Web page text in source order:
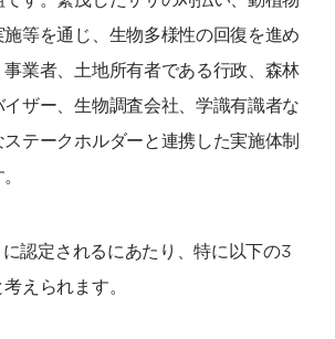
等を通じ、生物多様性の回復を進め
業者、土地所有者である行政、森林
ザー、生物調査会社、学識有識者な
テークホルダーと連携した実施体制
認定されるにあたり、特に以下の3
えられます。